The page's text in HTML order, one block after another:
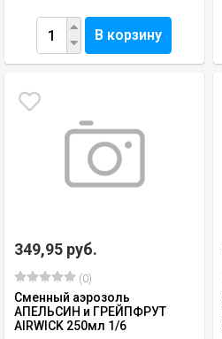
В корзину
349,95 руб.
(0)
Сменный аэрозоль
АПЕЛЬСИН и ГРЕЙПФРУТ
AIRWICK 250мл 1/6